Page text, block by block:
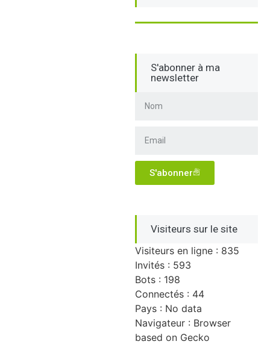
S'abonner à ma
newsletter
S'abonner
Visiteurs sur le site
Visiteurs en ligne : 835
Invités : 593
Bots : 198
Connectés : 44
Pays : No data
Navigateur : Browser
based on Gecko